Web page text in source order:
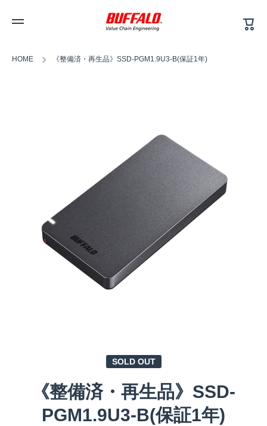
ー
ト
HOME 《整備済・再生品》SSD-PGM1.9U3-B(保証1年)
SOLD OUT
《整備済・再生品》SSD-
PGM1.9U3-B(保証1年)